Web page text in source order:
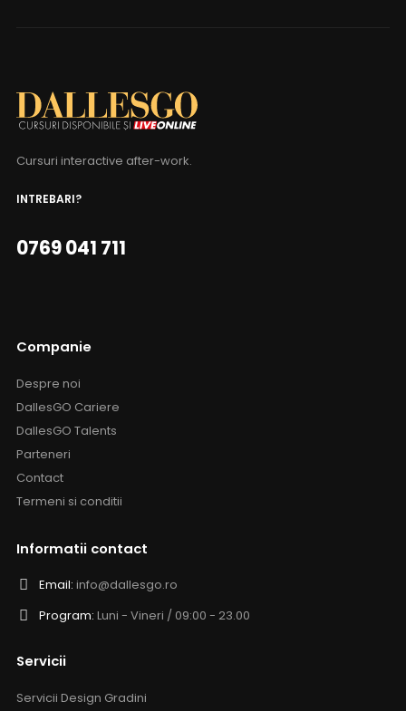
Cursuri interactive after-work.
INTREBARI?
0769 041 711
Companie
Despre noi
DallesGO Cariere
DallesGO Talents
Parteneri
Contact
Termeni si conditii
Informatii contact
Email: info@dallesgo.ro
Program: Luni - Vineri / 09:00 - 23.00
Servicii
Servicii Design Gradini